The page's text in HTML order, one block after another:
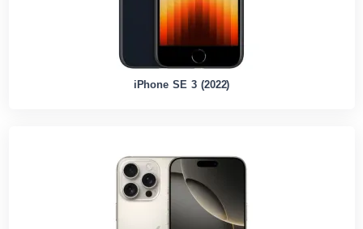
iPhone SE 3 (2022)